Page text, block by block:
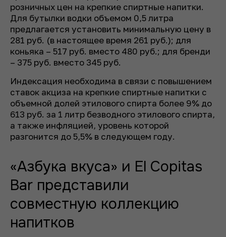
розничных цен на крепкие спиртные напитки.
Для бутылки водки объемом 0,5 литра
предлагается установить минимальную цену в
281 руб. (в настоящее время 261 руб.); для
коньяка – 517 руб. вместо 480 руб.; для бренди
– 375 руб. вместо 345 руб.
Индексация необходима в связи с повышением
ставок акциза на крепкие спиртные напитки с
объемной долей этилового спирта более 9% до
613 руб. за 1 литр безводного этилового спирта,
а также инфляцией, уровень которой
разгонится до 5,5% в следующем году.
«Азбука вкуса» и El Copitas
Bar представили
совместную коллекцию
напитков